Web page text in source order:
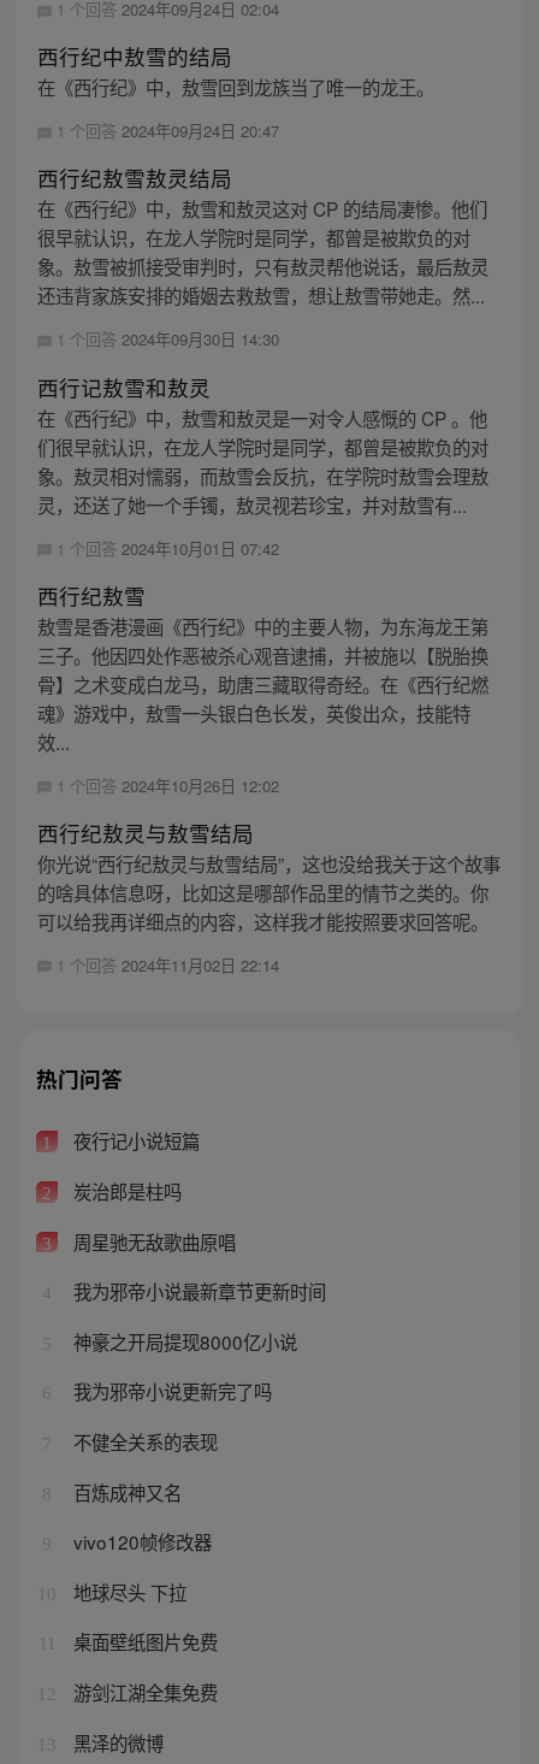
1 个回答 2024年09月24日 02:04
西行纪中敖雪的结局
在《西行纪》中，敖雪回到龙族当了唯一的龙王。
1 个回答 2024年09月24日 20:47
西行纪敖雪敖灵结局
在《西行纪》中，敖雪和敖灵这对 CP 的结局凄惨。他们
很早就认识，在龙人学院时是同学，都曾是被欺负的对
象。敖雪被抓接受审判时，只有敖灵帮他说话，最后敖灵
还违背家族安排的婚姻去救敖雪，想让敖雪带她走。然...
1 个回答 2024年09月30日 14:30
西行记敖雪和敖灵
在《西行纪》中，敖雪和敖灵是一对令人感慨的 CP 。他
们很早就认识，在龙人学院时是同学，都曾是被欺负的对
象。敖灵相对懦弱，而敖雪会反抗，在学院时敖雪会理敖
灵，还送了她一个手镯，敖灵视若珍宝，并对敖雪有...
1 个回答 2024年10月01日 07:42
西行纪敖雪
敖雪是香港漫画《西行纪》中的主要人物，为东海龙王第
三子。他因四处作恶被杀心观音逮捕，并被施以【脱胎换
骨】之术变成白龙马，助唐三藏取得奇经。在《西行纪燃
魂》游戏中，敖雪一头银白色长发，英俊出众，技能特
效...
1 个回答 2024年10月26日 12:02
西行纪敖灵与敖雪结局
你光说“西行纪敖灵与敖雪结局”，这也没给我关于这个故事
的啥具体信息呀，比如这是哪部作品里的情节之类的。你
可以给我再详细点的内容，这样我才能按照要求回答呢。
1 个回答 2024年11月02日 22:14
热门问答
1 夜行记小说短篇
2 炭治郎是柱吗
3 周星驰无敌歌曲原唱
4 我为邪帝小说最新章节更新时间
5 神豪之开局提现8000亿小说
6 我为邪帝小说更新完了吗
7 不健全关系的表现
8 百炼成神又名
9 vivo120帧修改器
10 地球尽头 下拉
桌面壁纸图片免费
12 游剑江湖全集免费
13 黑泽的微博